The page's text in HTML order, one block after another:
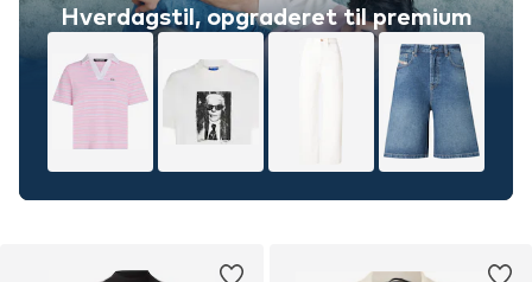
Hverdagstil, opgraderet til premium